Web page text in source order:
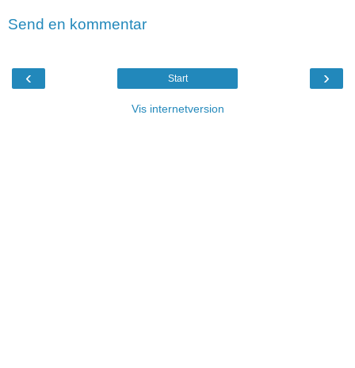
Send en kommentar
‹ ›
Start
Vis internetversion